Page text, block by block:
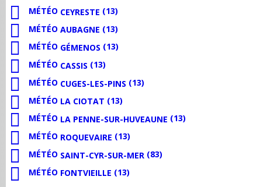
MÉTÉO CEYRESTE (13)
MÉTÉO AUBAGNE (13)
MÉTÉO GÉMENOS (13)
MÉTÉO CASSIS (13)
MÉTÉO CUGES-LES-PINS (13)
MÉTÉO LA CIOTAT (13)
MÉTÉO LA PENNE-SUR-HUVEAUNE (13)
MÉTÉO ROQUEVAIRE (13)
MÉTÉO SAINT-CYR-SUR-MER (83)
MÉTÉO FONTVIEILLE (13)